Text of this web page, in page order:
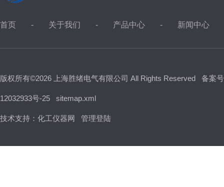
首页 关于我们 产品中心 新闻中心
版权所有©2026 上海胜绪电气有限公司 All Rights Reserved 备案
12032933号-25 sitemap.xml
技术支持： 化工仪器网 管理登陆